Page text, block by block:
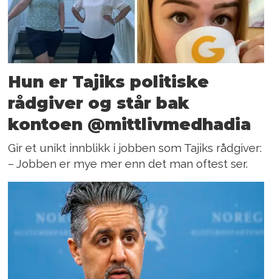
Hun er Tajiks politiske
rådgiver og står bak
kontoen @mittlivmedhadia
Gir et unikt innblikk i jobben som Tajiks rådgiver:
– Jobben er mye mer enn det man oftest ser.